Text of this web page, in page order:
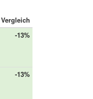
Vergleich
-13%
-13%